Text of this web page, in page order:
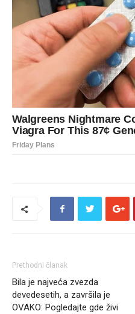
Prethodni članak
Bila je najveća zvezda
devedesetih, a završila je
OVAKO: Pogledajte gde živi